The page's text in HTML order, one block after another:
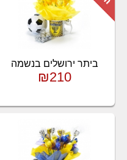
ביתר ירושלים בנשמה
₪210